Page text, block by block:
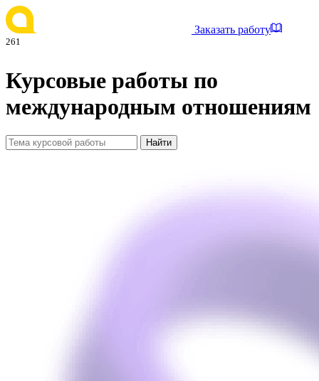
Заказать работу
261
Курсовые работы по
международным отношениям
Найти